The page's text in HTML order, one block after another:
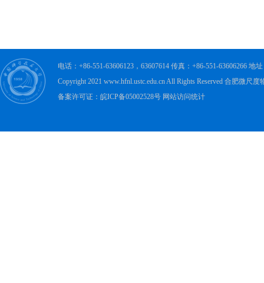
电话：+86-551-63606123，63607614 传真：+86-551-63606266 地
Copyright 2021 www.hfnl.ustc.edu.cn All Rights Reserved 合肥微尺
备案许可证：皖ICP备05002528号 网站访问统计